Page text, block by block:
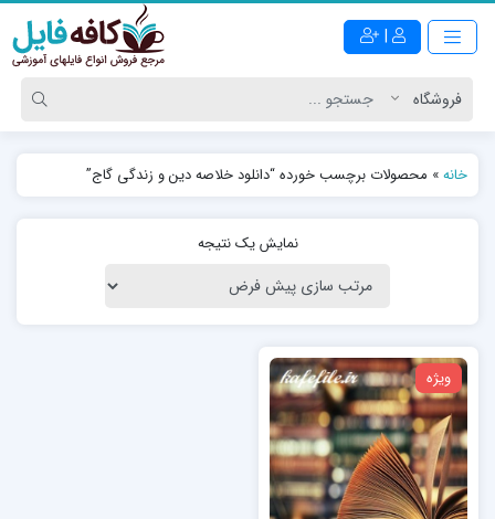
|
خانه» محصولات برچسب خورده “دانلود خلاصه دین و زندگی گاج”
نمایش یک نتیجه
ویژه